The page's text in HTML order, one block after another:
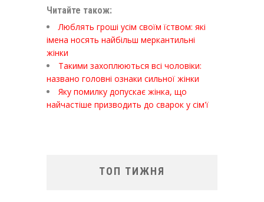
Читайте також:
Люблять гроші усім своїм їством: які
імена носять найбільш меркантильні
жінки
Такими захоплюються всі чоловіки:
названо головні ознаки сильної жінки
Яку помилку допускає жінка, що
найчастіше призводить до сварок у сім'ї
ТОП ТИЖНЯ